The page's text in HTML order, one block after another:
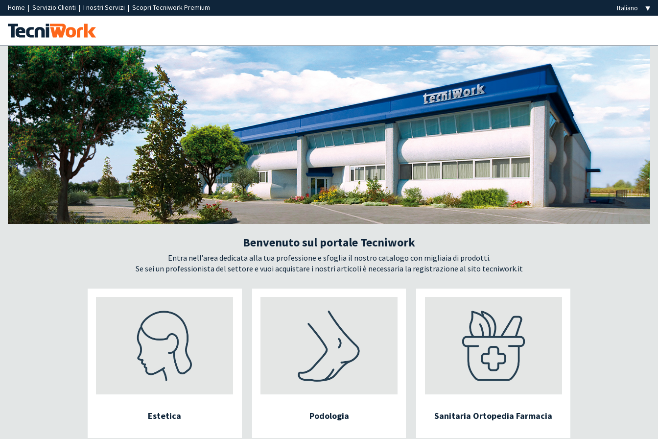
Home | Servizio Clienti | I nostri Servizi | Scopri Tecniwork Premium
Benvenuto sul portale Tecniwork
Entra nell’area dedicata alla tua professione e sfoglia il nostro catalogo con migliaia di prodotti.
Se sei un professionista del settore e vuoi acquistare i nostri articoli è necessaria la registrazione al sito tecniwork.it
Estetica Podologia Sanitaria Ortopedia Farmacia